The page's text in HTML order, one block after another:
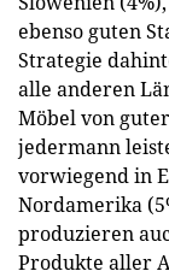
ebenso guten
Strategie
alle anderen
Möbel von
jedermann
vorwiegend in
Nordamerika
produzieren
Produkte aller